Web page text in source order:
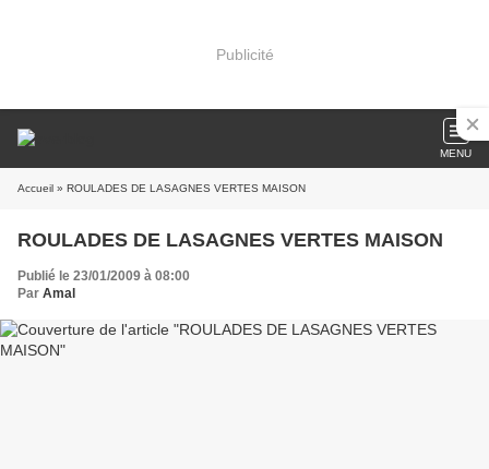
Publicité
MENU
Accueil » ROULADES DE LASAGNES VERTES MAISON
ROULADES DE LASAGNES VERTES MAISON
Publié le 23/01/2009 à 08:00
Par Amal